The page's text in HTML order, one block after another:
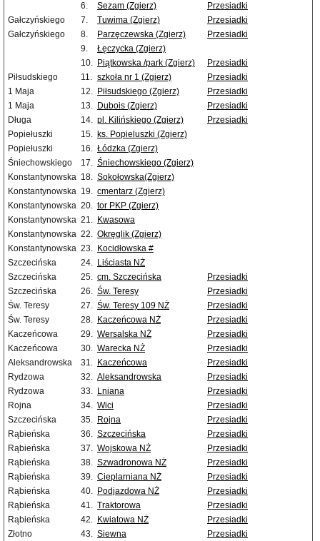
6.
Sezam (Zgierz)
Przesiadki
Gałczyńskiego
7. Tuwima (Zgierz)
Przesiadki
Gałczyńskiego
8. Parzęczewska (Zgierz)
Przesiadki
9.
Łęczycka (Zgierz)
10. Piątkowska /park (Zgierz)
Przesiadki
Piłsudskiego
11. szkoła nr 1 (Zgierz)
Przesiadki
1 Maja
12. Piłsudskiego (Zgierz)
Przesiadki
1 Maja
13. Dubois (Zgierz)
Przesiadki
Długa
14. pl. Kilińskiego (Zgierz)
Przesiadki
Popiełuszki
15. ks. Popieluszki (Zgierz)
Popiełuszki
16. Łódzka (Zgierz)
Śniechowskiego
17. Śniechowskiego (Zgierz)
Konstantynowska 18. Sokołowska(Zgierz)
Konstantynowska 19. cmentarz (Zgierz)
Konstantynowska 20. tor PKP (Zgierz)
Konstantynowska 21. Kwasowa
Konstantynowska 22. Okręglik (Zgierz)
Konstantynowska 23. Kocidłowska #
Szczecińska
24. Liściasta NŻ
Szczecińska
25. cm. Szczecińska
Przesiadki
Szczecińska
26. Św. Teresy
Przesiadki
Św. Teresy
27. Św. Teresy 109 NŻ
Przesiadki
Św. Teresy
28. Kaczeńcowa NŻ
Przesiadki
Kaczeńcowa
29. Wersalska NŻ
Przesiadki
Kaczeńcowa
30. Warecka NŻ
Przesiadki
Aleksandrowska
31. Kaczeńcowa
Przesiadki
Rydzowa
32. Aleksandrowska
Przesiadki
Rydzowa
33. Lniana
Przesiadki
Rojna
34. Wici
Przesiadki
Szczecińska
35. Rojna
Przesiadki
Rąbieńska
36. Szczecińska
Przesiadki
Rąbieńska
37. Wojskowa NŻ
Przesiadki
Rąbieńska
38. Szwadronowa NŻ
Przesiadki
Rąbieńska
39. Cieplarniana NŻ
Przesiadki
Rąbieńska
40. Podjazdowa NŻ
Przesiadki
Rąbieńska
41. Traktorowa
Przesiadki
Rąbieńska
42. Kwiatowa NŻ
Przesiadki
Złotno
43. Siewna Przesiadki